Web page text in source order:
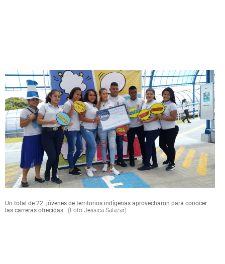
Un total de 22 jóvenes de territorios indígenas aprovecharon para conocer
las carreras ofrecidas. (Foto Jessica Salazar)